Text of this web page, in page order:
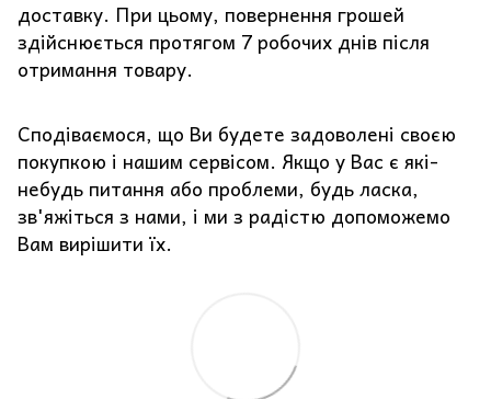
доставку. При цьому, повернення грошей
здійснюється протягом 7 робочих днів після
отримання товару.
Сподіваємося, що Ви будете задоволені своєю
покупкою і нашим сервісом. Якщо у Вас є які-
небудь питання або проблеми, будь ласка,
зв'яжіться з нами, і ми з радістю допоможемо
Вам вирішити їх.